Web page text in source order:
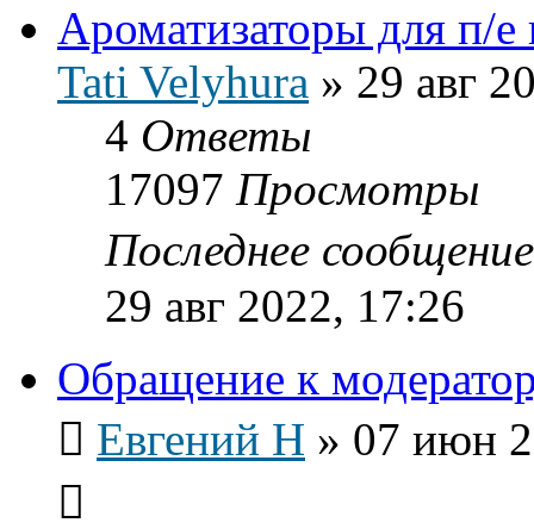
Ароматизаторы для п/е
Tati Velyhura » 29 авг
4 Ответы
17097 Просмотры
Последнее
29 авг 2022, 17:26
Обращение к
Евгений Н » 07 июн